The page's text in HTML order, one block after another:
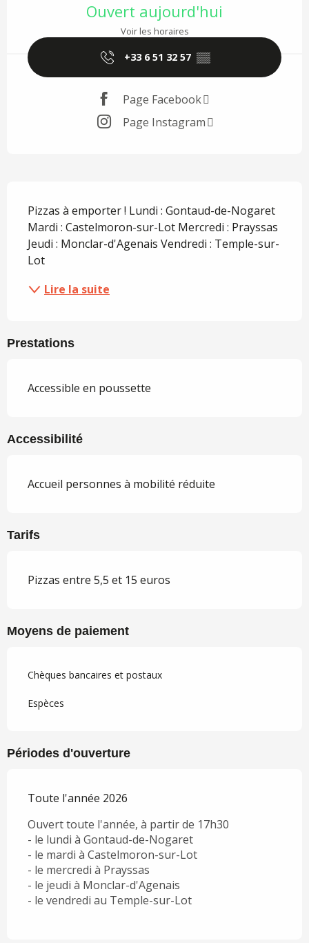
Ouvert aujourd'hui
Voir les horaires
+33 6 51 32 57 ▒▒
Page Facebook
Page Instagram
Pizzas à emporter ! Lundi : Gontaud-de-Nogaret
Mardi : Castelmoron-sur-Lot Mercredi : Prayssas
Jeudi : Monclar-d'Agenais Vendredi : Temple-sur-
Lot
Lire la suite
Prestations
Accessible en poussette
Accessibilité
Accueil personnes à mobilité réduite
Tarifs
Pizzas entre 5,5 et 15 euros
Moyens de paiement
Chèques bancaires et postaux
Espèces
Périodes d'ouverture
Toute l'année 2026
Ouvert toute l'année, à partir de 17h30
- le lundi à Gontaud-de-Nogaret
- le mardi à Castelmoron-sur-Lot
- le mercredi à Prayssas
- le jeudi à Monclar-d'Agenais
- le vendredi au Temple-sur-Lot